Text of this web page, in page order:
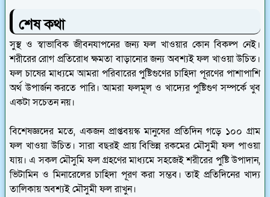
শেষ কথা
সুস্থ ও স্বাভাবিক জীবনযাপনের জন্য ফল খাওয়ার কোন বিকল্প নেই।
শরীরের রোগ প্রতিরোধ ক্ষমতা বাড়ানোর জন্য অবশ্যই ফল খাওয়া উচিত।
ফল চাষের মাধ্যমে আমরা পরিবারের পুষ্টিগুণের চাহিদা পূরণের পাশাপাশি
অর্থ উপার্জন করতে পারি। আমরা ফলমূল ও খাদ্যের পুষ্টিগুণ সম্পর্কে খুব
একটা সচেতন নয়।
বিশেষজ্ঞদের মতে, একজন প্রাপ্তবয়স্ক মানুষের প্রতিদিন গড়ে ১০০ গ্রাম
ফল খাওয়া উচিত। সারা বছরই প্রায় বিভিন্ন রকমের মৌসুমী ফল পাওয়া
যায়। এ সকল মৌসুমি ফল গ্রহণের মাধ্যমে সহজেই শরীরের পুষ্টি উপাদান,
ভিটামিন ও মিনারেলের চাহিদা পূরণ করা সম্ভব। তাই প্রতিদিনের খাদ্য
তালিকায় অবশ্যই মৌসুমী ফল রাখুন।